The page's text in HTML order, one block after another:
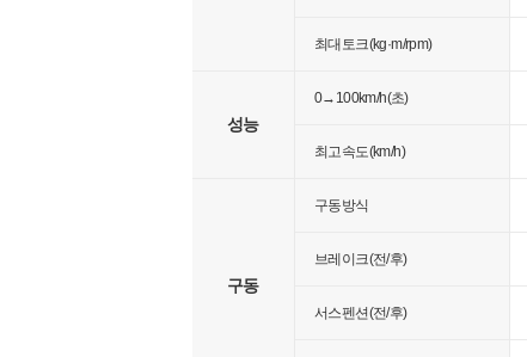
최대토크(kg·m/rpm)
성능
0→100km/h(초)
최고속도(km/h)
구동
구동방식
브레이크(전/후)
서스펜션(전/후)